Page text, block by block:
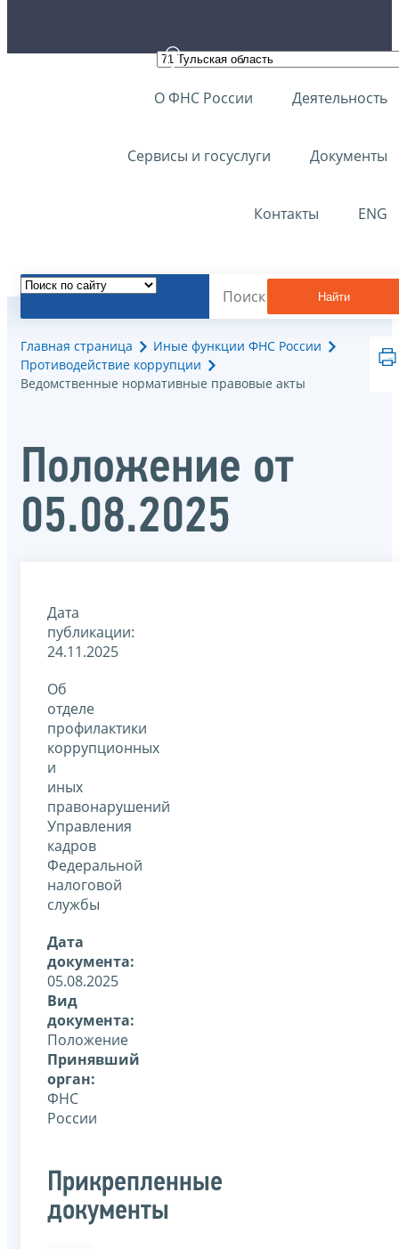
О ФНС России Деятельность
Сервисы и госуслуги Документы
Контакты ENG
Найти
Главная страница
Иные функции ФНС России
Противодействие коррупции
Ведомственные нормативные правовые акты
Положение от
05.08.2025
Дата
публикации:
24.11.2025
Об
отделе
профилактики
коррупционных
и
иных
правонарушений
Управления
кадров
Федеральной
налоговой
службы
Дата
документа:
05.08.2025
Вид
документа:
Положение
Принявший
орган:
ФНС
России
Прикрепленные
документы